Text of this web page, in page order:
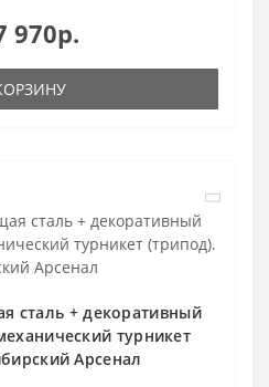
970р.
сталь + декоративный
турникет
Арсенал